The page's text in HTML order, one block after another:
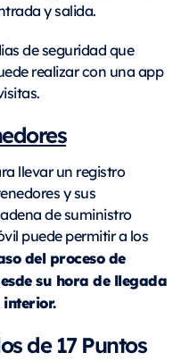
y salida.
de seguridad que
realizar con una app
llevar un registro
y sus
de suministro
puede permitir a los
del proceso de
su hora de llegada
de 17 Puntos